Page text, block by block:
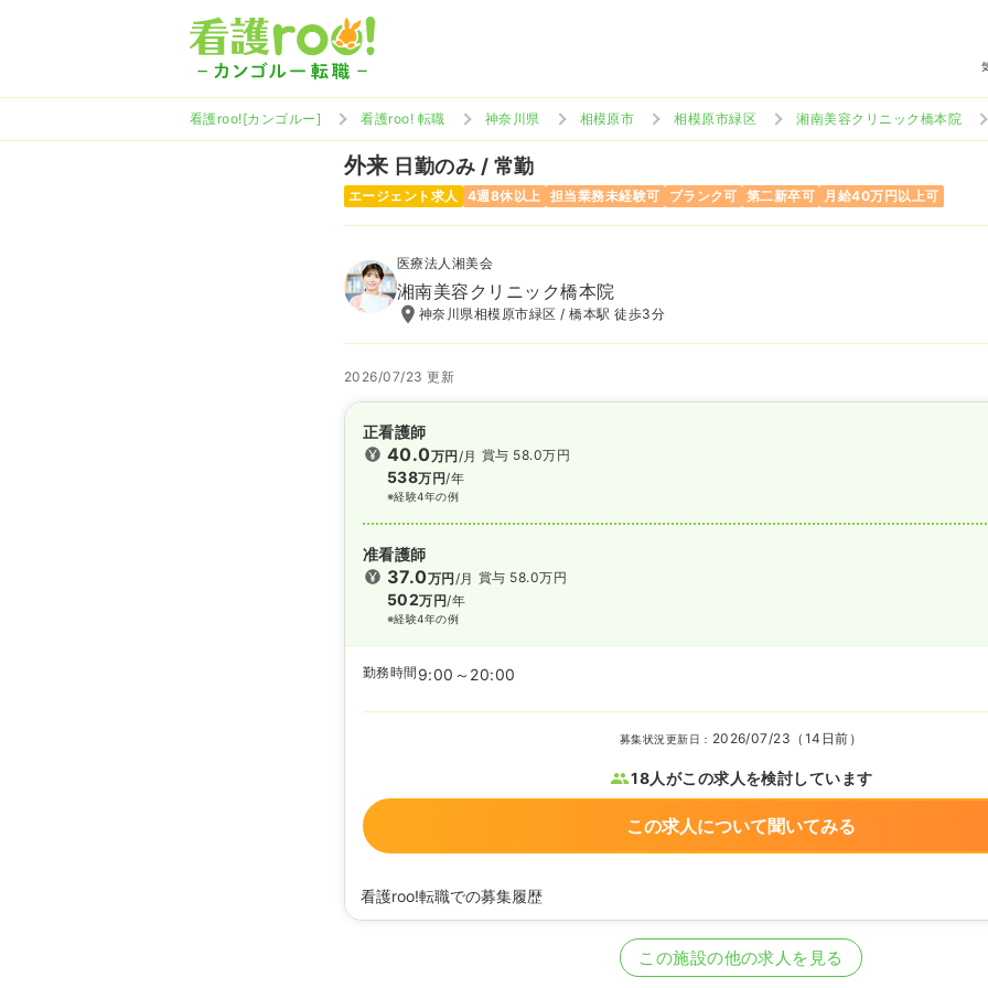
看護roo![カンゴルー] 看護roo! 転職 神奈川県 相模原市 相模原市緑区 湘南美容クリニック橋本院
外来 日勤のみ / 常勤
エージェント求人 4週8休以上 担当業務未経験可 ブランク可 第二新卒可 月給40万円以上可
医療法人湘美会
湘南美容クリニック橋本院
神奈川県相模原市緑区 / 橋本駅 徒歩3分
2026/07/23 更新
正看護師
40.0万円/月
538万円/年
※経験4年の例
賞与 58.0万円
准看護師
37.0万円/月
502万円/年
※経験4年の例
賞与 58.0万円
勤務時間 9:00～20:00
募集状況更新日： 2026/07/23（14日前）
18人がこの求人を検討しています
この求人について聞いてみる
看護roo!転職での募集履歴
この施設の他の求人を見る